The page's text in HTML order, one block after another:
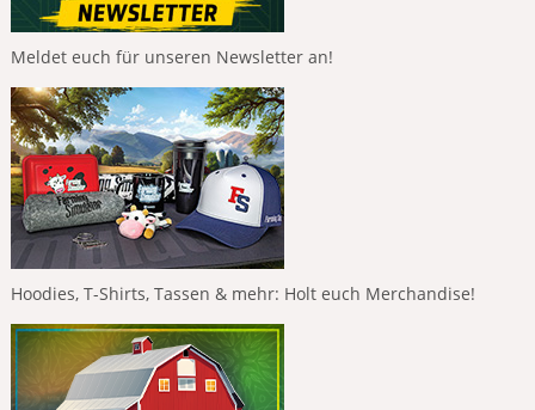
Meldet euch für unseren Newsletter an!
Hoodies, T-Shirts, Tassen & mehr: Holt euch Merchandise!